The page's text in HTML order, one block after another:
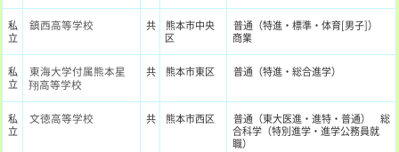
私
立
鎮西高等学校 共
熊本市中央
区
普通（特進・標準・体育[男子]）
商業
私
立
東海大学付属熊本星
翔高等学校
共 熊本市東区 普通（特進・総合進学）
私
立
文徳高等学校 共 熊本市西区
普通（東大医進・進特・普通） 総
合科学（特別進学・進学公務員就
職）